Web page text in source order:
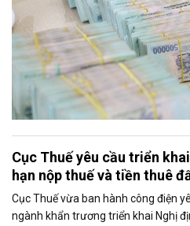
Cục Thuế yêu cầu triển
hạn nộp thuế và tiền thuê
Cục Thuế vừa ban hành công điện
ngành khẩn trương triển khai Nghị